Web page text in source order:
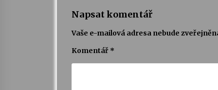
Napsat komentář
Vaše e-mailová adresa nebude
Komentář *